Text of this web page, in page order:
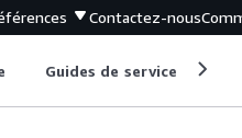
Contactez-nous
Guides de service